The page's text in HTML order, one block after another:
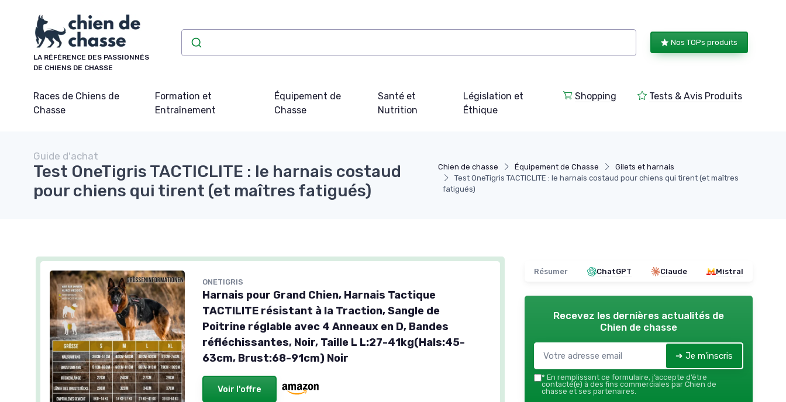
LA RÉFÉRENCE DES PASSIONNÉS
DE CHIENS DE CHASSE
Nos TOPs produits
Races de Chiens de
Chasse
Formation et
Entraînement
Équipement de
Chasse
Santé et
Nutrition
Législation et
Éthique
Shopping Tests & Avis Produits
Chien de chasse Équipement de Chasse
Gilets et harnais
Test OneTigris TACTICLITE : le harnais costaud pour chiens qui tirent (et maîtres
fatigués)
Guide d'achat
Test OneTigris TACTICLITE : le harnais costaud
pour chiens qui tirent (et maîtres fatigués)
ONETIGRIS
Harnais pour Grand Chien, Harnais Tactique
TACTILITE résistant à la Traction, Sangle de
Poitrine réglable avec 4 Anneaux en D, Bandes
réfléchissantes, Noir, Taille L L:27-41kg(Hals:45-
63cm, Brust:68-91cm) Noir
Voir l'offre
Résumer ChatGPT Claude Mistral
Recevez les dernières actualités de
Chien de chasse
➔ Je m'inscris
* En remplissant ce formulaire, j’accepte d’être
contacté(e) à des fins commerciales par Chien de
chasse et ses partenaires.